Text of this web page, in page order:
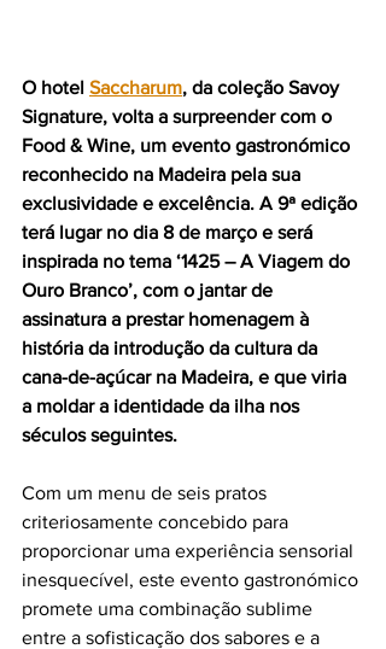
O hotel Saccharum, da coleção Savoy
Signature, volta a surpreender com o
Food & Wine, um evento gastronómico
reconhecido na Madeira pela sua
exclusividade e excelência. A 9ª edição
terá lugar no dia 8 de março e será
inspirada no tema ‘1425 – A Viagem do
Ouro Branco’, com o jantar de
assinatura a prestar homenagem à
história da introdução da cultura da
cana-de-açúcar na Madeira, e que viria
a moldar a identidade da ilha nos
séculos seguintes.
Com um menu de seis pratos
criteriosamente concebido para
proporcionar uma experiência sensorial
inesquecível, este evento gastronómico
promete uma combinação sublime
entre a sofisticação dos sabores e a